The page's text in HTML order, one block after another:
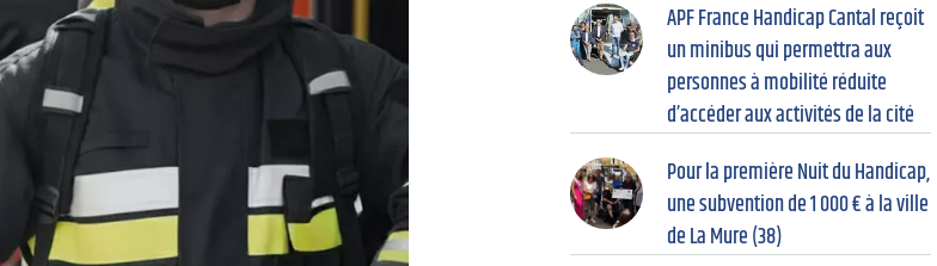
APF France Handicap Cantal reçoit
un minibus qui permettra aux
personnes à mobilité réduite
d’accéder aux activités de la cité
Pour la première Nuit du Handicap,
une subvention de 1 000 € à la ville
de La Mure (38)